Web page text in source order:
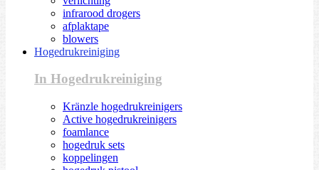
infrarood drogers
afplaktape
blowers
Hogedrukreiniging
In Hogedrukreiniging
Kränzle hogedrukreinigers
Active hogedrukreinigers
foamlance
hogedruk sets
koppelingen